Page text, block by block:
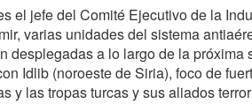
el jefe del Comité Ejecutivo de la
varias unidades del sistema
desplegadas a lo largo de la próxima
Idlib (noroeste de Siria), foco de
y las tropas turcas y sus aliados